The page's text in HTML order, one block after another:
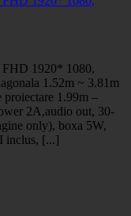
FHD 1920* 1080,
1.52m ~ 3.81m
1.99m –
2A,audio out, 30-
only), boxa 5W,
inclus, [...]